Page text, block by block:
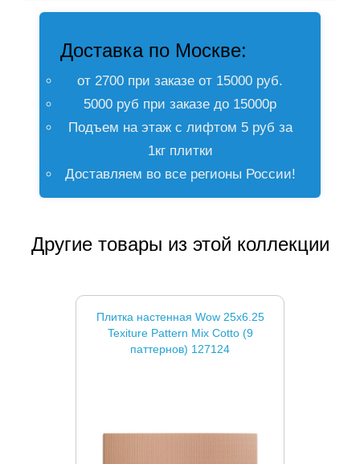
Доставка по Москве:
от 2700 при заказе от 15000 руб.
5000 руб при заказе до 15000р
Подъем на этаж с лифтом 5 руб за
1кг плитки
Доставляем во все регионы России!
Другие товары из этой коллекции
Плитка настенная Wow 25x6.25
Texiture Pattern Mix Cotto (9
паттернов) 127124